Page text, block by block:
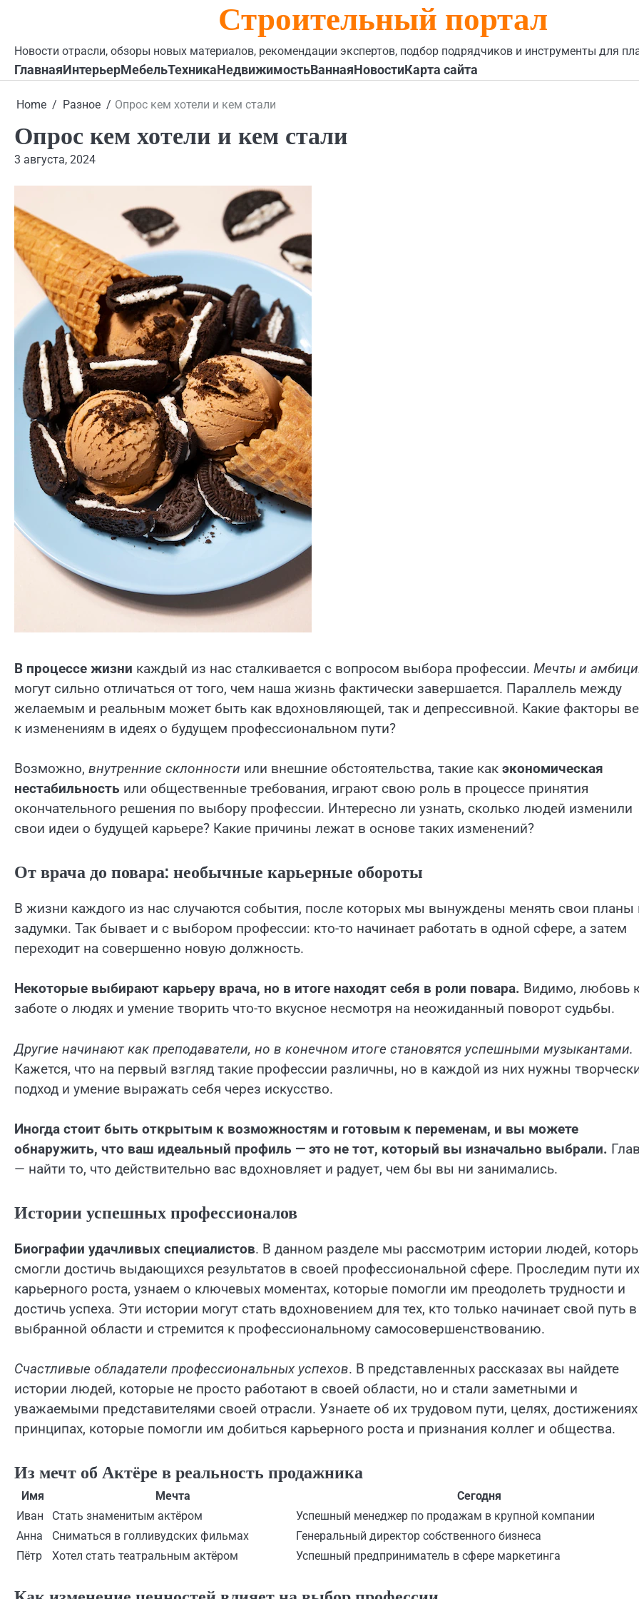
Строительный портал
Новости отрасли, обзоры новых материалов, рекомендации экспертов, подбор подрядчиков и инструменты для
ГлавнаяИнтерьерМебельТехникаНедвижимостьВаннаяНовостиКарта сайта
Home Разное Опрос кем хотели и кем стали
Опрос кем хотели и кем стали
3 августа, 2024
В процессе жизни каждый из нас сталкивается с вопросом выбора профессии. Мечты и
могут сильно отличаться от того, чем наша жизнь фактически завершается. Параллель между
желаемым и реальным может быть как вдохновляющей, так и депрессивной. Какие факторы
к изменениям в идеях о будущем профессиональном пути?
Возможно, внутренние склонности или внешние обстоятельства, такие как экономическая
нестабильность или общественные требования, играют свою роль в процессе принятия
окончательного решения по выбору профессии. Интересно ли узнать, сколько людей изменили
свои идеи о будущей карьере? Какие причины лежат в основе таких изменений?
От врача до повара: необычные карьерные обороты
В жизни каждого из нас случаются события, после которых мы вынуждены менять свои планы
задумки. Так бывает и с выбором профессии: кто-то начинает работать в одной сфере, а затем
переходит на совершенно новую должность.
Некоторые выбирают карьеру врача, но в итоге находят себя в роли повара. Видимо, любовь
заботе о людях и умение творить что-то вкусное несмотря на неожиданный поворот судьбы.
Другие начинают как преподаватели, но в конечном итоге становятся успешными музыкантами.
Кажется, что на первый взгляд такие профессии различны, но в каждой из них нужны
подход и умение выражать себя через искусство.
Иногда стоит быть открытым к возможностям и готовым к переменам, и вы можете
обнаружить, что ваш идеальный профиль — это не тот, который вы изначально выбрали.
— найти то, что действительно вас вдохновляет и радует, чем бы вы ни занимались.
Истории успешных профессионалов
Биографии удачливых специалистов. В данном разделе мы рассмотрим истории людей,
смогли достичь выдающихся результатов в своей профессиональной сфере. Проследим пути их
карьерного роста, узнаем о ключевых моментах, которые помогли им преодолеть трудности и
достичь успеха. Эти истории могут стать вдохновением для тех, кто только начинает свой путь в
выбранной области и стремится к профессиональному самосовершенствованию.
Счастливые обладатели профессиональных успехов. В представленных рассказах вы найдете
истории людей, которые не просто работают в своей области, но и стали заметными и
уважаемыми представителями своей отрасли. Узнаете об их трудовом пути, целях,
принципах, которые помогли им добиться карьерного роста и признания коллег и общества.
Из мечт об Актёре в реальность продажника
Имя Мечта
Сегодня
Иван
Стать знаменитым актёром
Успешный менеджер по продажам в крупной компании
Анна
Сниматься в голливудских фильмах
Генеральный директор собственного бизнеса
Пётр
Хотел стать театральным актёром Успешный предприниматель в сфере маркетинга